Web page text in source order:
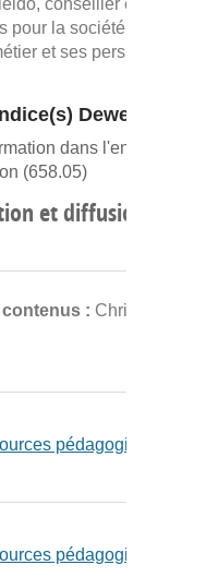
pour la société CIA,
et ses perspectives
Dewey
dans l'entreprise.
(658.05)
et diffusion
: Christine
pédagogiques
pédagogiques